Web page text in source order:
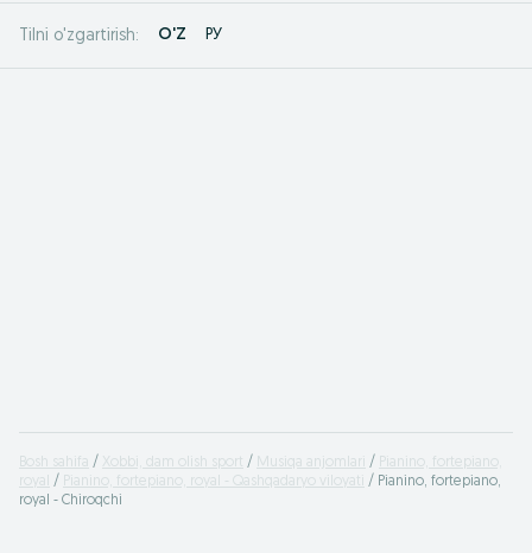
Tilni o'zgartirish: O'Z РУ
Bosh sahifa Xobbi, dam olish sport Musiqa anjomlari
Pianino, fortepiano,
royal
Pianino, fortepiano, royal - Qashqadaryo viloyati
Pianino, fortepiano,
royal - Chiroqchi